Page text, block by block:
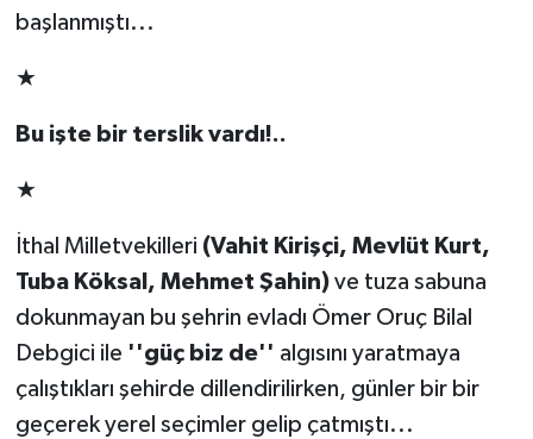
başlanmıştı...
★
Bu işte bir terslik vardı!..
★
İthal Milletvekilleri (Vahit Kirişçi, Mevlüt Kurt,
Tuba Köksal, Mehmet Şahin) ve tuza sabuna
dokunmayan bu şehrin evladı Ömer Oruç Bilal
Debgici ile ''güç biz de'' algısını yaratmaya
çalıştıkları şehirde dillendirilirken, günler bir bir
geçerek yerel seçimler gelip çatmıştı...